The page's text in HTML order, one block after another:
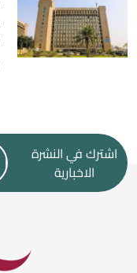
اشترك في النشرة
الاخبارية